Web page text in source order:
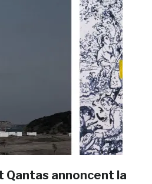
Qantas annoncent la